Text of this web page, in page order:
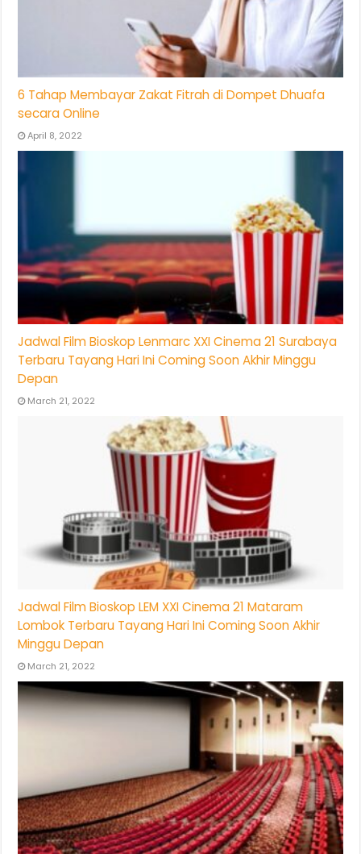
6 Tahap Membayar Zakat Fitrah di Dompet Dhuafa
secara Online
April 8, 2022
Jadwal Film Bioskop Lenmarc XXI Cinema 21 Surabaya
Terbaru Tayang Hari Ini Coming Soon Akhir Minggu
Depan
March 21, 2022
Jadwal Film Bioskop LEM XXI Cinema 21 Mataram
Lombok Terbaru Tayang Hari Ini Coming Soon Akhir
Minggu Depan
March 21, 2022